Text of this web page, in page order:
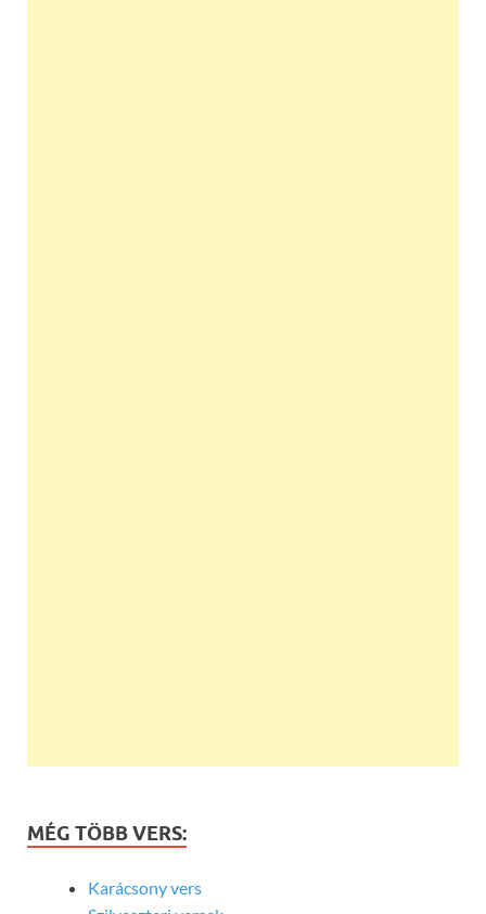
MÉG TÖBB VERS:
Karácsony vers